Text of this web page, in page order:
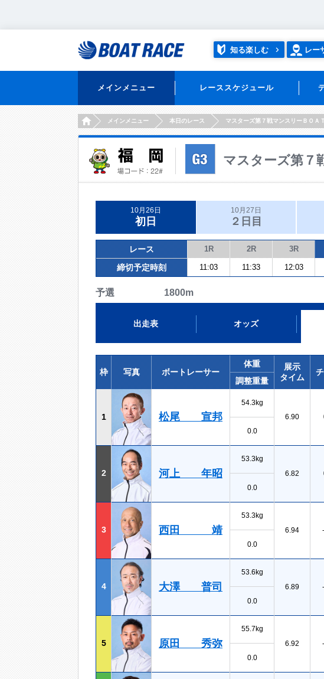
知る楽しむ レー
メインメニュー レーススケジュール
HOMEメインメニュー 本日のレース マスターズ第７戦マンスリーＢＯＡ
マスターズ第７
10月26日
初日
10月27日
２日目
レース 1R 2R 3R
締切予定時刻 11:03 11:33 12:03
予選 1800m
出走表 オッズ
枠 写真 ボートレーサー
体重
展示
タイム
調整重量
1 松尾 宣邦
54.3kg
6.90
0.0
2 河上 年昭
53.3kg
6.82
0.0
3 西田 靖
53.3kg
6.94
0.0
4 大澤 普司
53.6kg
6.89
0.0
5 原田 秀弥
55.7kg
6.92
0.0